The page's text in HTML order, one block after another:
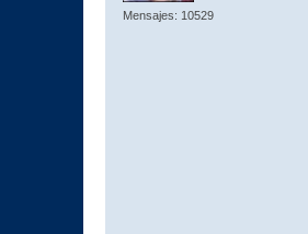
Mensajes: 10529